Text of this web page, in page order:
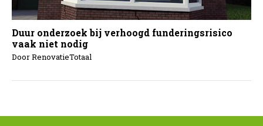
Duur onderzoek bij verhoogd funderingsrisico
vaak niet nodig
Door RenovatieTotaal